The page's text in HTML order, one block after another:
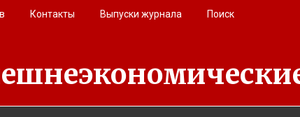
Контакты Выпуски журнала Поиск